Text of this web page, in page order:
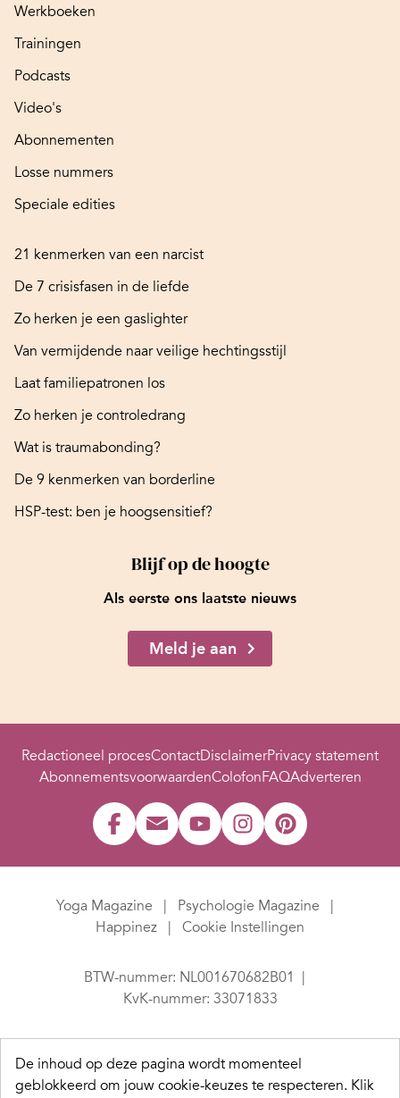
Werkboeken
Trainingen
Podcasts
Video's
Abonnementen
Losse nummers
Speciale edities
21 kenmerken van een narcist
De 7 crisisfasen in de liefde
Zo herken je een gaslighter
Van vermijdende naar veilige hechtingsstijl
Laat familiepatronen los
Zo herken je controledrang
Wat is traumabonding?
De 9 kenmerken van borderline
HSP-test: ben je hoogsensitief?
Blijf op de hoogte
Als eerste ons laatste nieuws
Meld je aan
Redactioneel procesContactDisclaimerPrivacy statement
AbonnementsvoorwaardenColofonFAQAdverteren
Yoga Magazine
Psychologie Magazine
Happinez
Cookie Instellingen
BTW-nummer: NL001670682B01
KvK-nummer: 33071833
De inhoud op deze pagina wordt momenteel
geblokkeerd om jouw cookie-keuzes te respecteren. Klik